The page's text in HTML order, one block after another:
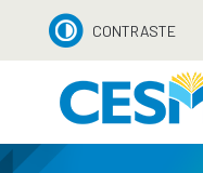
CONTRASTE